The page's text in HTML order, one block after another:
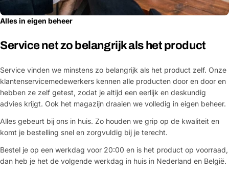
Alles in eigen beheer
Service net zo belangrijk als het product
Service vinden we minstens zo belangrijk als het product zelf. Onze
klantenservicemedewerkers kennen alle producten door en door en
hebben ze zelf getest, zodat je altijd een eerlijk en deskundig
advies krijgt. Ook het magazijn draaien we volledig in eigen beheer.
Alles gebeurt bij ons in huis. Zo houden we grip op de kwaliteit en
komt je bestelling snel en zorgvuldig bij je terecht.
Bestel je op een werkdag voor 20:00 en is het product op voorraad,
dan heb je het de volgende werkdag in huis in Nederland en België.